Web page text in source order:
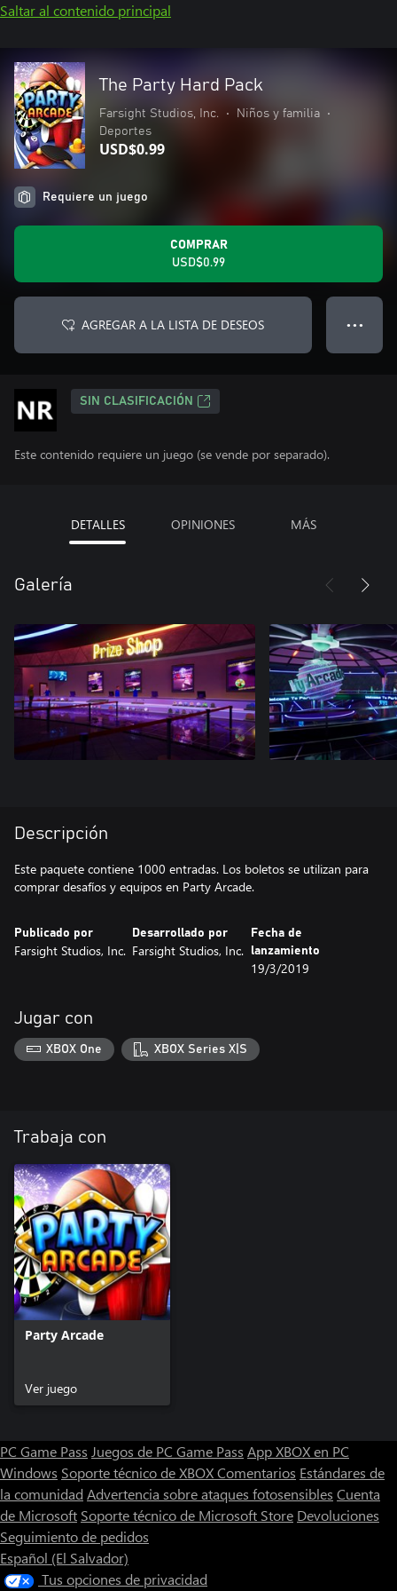
Saltar al contenido principal
The Party Hard Pack
Farsight Studios, Inc. • Niños y familia
•
Deportes
USD$0.99
Requiere un juego
COMPRAR
USD$0.99
AGREGAR A LA LISTA DE DESEOS ● ● ●
SIN CLASIFICACIÓN
Este contenido requiere un juego (se vende por separado).
DETALLES OPINIONES MÁS
Galería
Descripción
Este paquete contiene 1000 entradas. Los boletos se utilizan para
comprar desafíos y equipos en Party Arcade.
Publicado por
Farsight Studios, Inc.
Desarrollado por
Farsight Studios, Inc.
Fecha de
lanzamiento
19/3/2019
Jugar con
XBOX One XBOX Series X|S
Trabaja con
Party Arcade
Ver juego
PC Game Pass Juegos de PC Game Pass App XBOX en PC
Windows Soporte técnico de XBOXComentarios Estándares de
la comunidad Advertencia sobre ataques fotosensibles Cuenta
de Microsoft Soporte técnico de Microsoft Store Devoluciones
Seguimiento de pedidos
Español (El Salvador)
Tus opciones de privacidad